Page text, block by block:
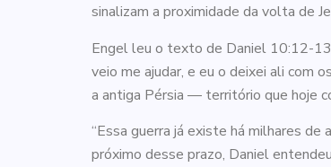
sinalizam a proximidade da volta de
Engel leu o texto de Daniel 10:12-
veio me ajudar, e eu o deixei ali com
a antiga Pérsia — território que hoje
“Essa guerra já existe há milhares
próximo desse prazo, Daniel